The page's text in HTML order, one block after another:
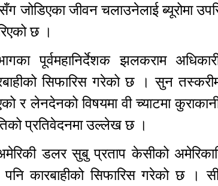
जोडिएका जीवन चलाउनेलाई ब्यूरोमा
छ ।
पूर्वमहानिर्देशक झलकराम
सिफारिस गरेको छ । सुन
र लेनदेनको विषयमा वी च्याटमा
प्रतिवेदनमा उल्लेख छ ।
डलर सुबु प्रताप केसीको
कारबाहीको सिफारिस गरेको छ ।